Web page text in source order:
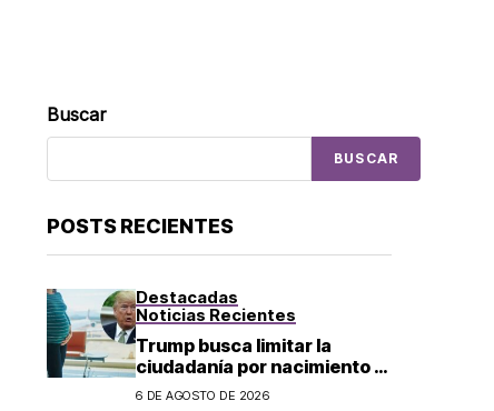
Buscar
BUSCAR
POSTS RECIENTES
Destacadas
Noticias Recientes
Trump busca limitar la
ciudadanía por nacimiento y
el «turismo de parto» en EU;
6 DE AGOSTO DE 2026